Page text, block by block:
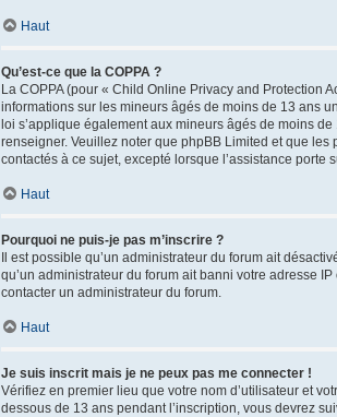
Haut
Qu’est-ce que la COPPA ?
La COPPA (pour « Child Online Privacy and Protection
informations sur les mineurs âgés de moins de 13 ans
loi s’applique également aux mineurs âgés de moins
renseigner. Veuillez noter que phpBB Limited et que
contactés à ce sujet, excepté lorsque l’assistance porte
Haut
Pourquoi ne puis-je pas m’inscrire ?
Il est possible qu’un administrateur du forum ait
qu’un administrateur du forum ait banni votre adresse
contacter un administrateur du forum.
Haut
Je suis inscrit mais je ne peux pas me connecter !
Vérifiez en premier lieu que votre nom d’utilisateur et
dessous de 13 ans pendant l’inscription, vous devrez